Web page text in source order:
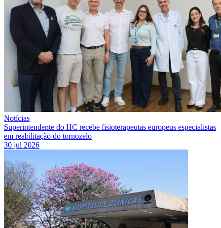
Notícias
Superintendente do HC recebe fisioterapeutas europeus especialistas
em reabilitação do tornozelo
30 jul 2026